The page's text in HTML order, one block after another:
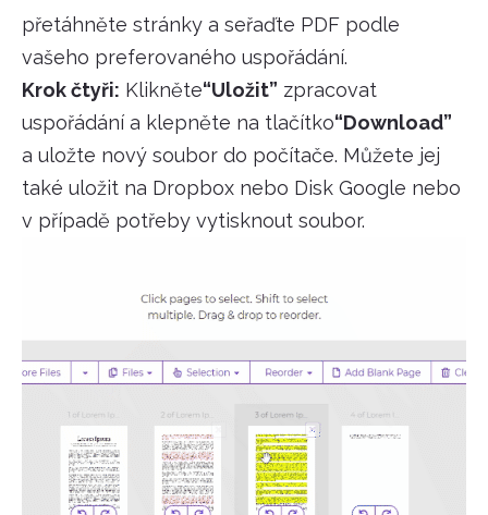
přetáhněte stránky a seřaďte PDF podle
vašeho preferovaného uspořádání.
Krok čtyři: Klikněte“Uložit” zpracovat
uspořádání a klepněte na tlačítko“Download”
a uložte nový soubor do počítače. Můžete jej
také uložit na Dropbox nebo Disk Google nebo
v případě potřeby vytisknout soubor.